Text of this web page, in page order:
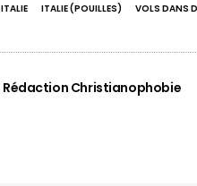
ITALIE ITALIE (POUILLES) VOLS DANS
Rédaction Christianophobie